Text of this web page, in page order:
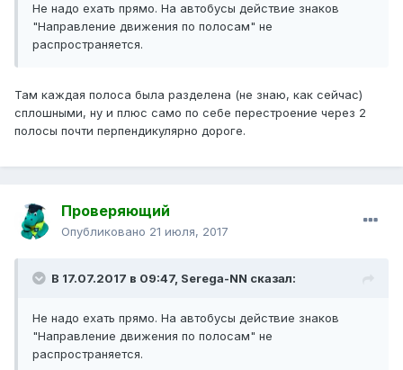
Не надо ехать прямо. На автобусы действие знаков
"Направление движения по полосам" не
распространяется.
Там каждая полоса была разделена (не знаю, как сейчас)
сплошными, ну и плюс само по себе перестроение через 2
полосы почти перпендикулярно дороге.
Проверяющий
Опубликовано 21 июля, 2017
В 17.07.2017 в 09:47, Serega-NN сказал:
Не надо ехать прямо. На автобусы действие знаков
"Направление движения по полосам" не
распространяется.